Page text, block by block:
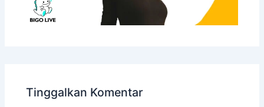
Tinggalkan Komentar